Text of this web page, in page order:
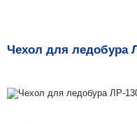
Чехол для ледобура